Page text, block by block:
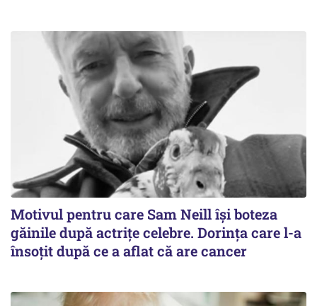
Motivul pentru care Sam Neill își boteza
găinile după actrițe celebre. Dorința care l-a
însoțit după ce a aflat că are cancer